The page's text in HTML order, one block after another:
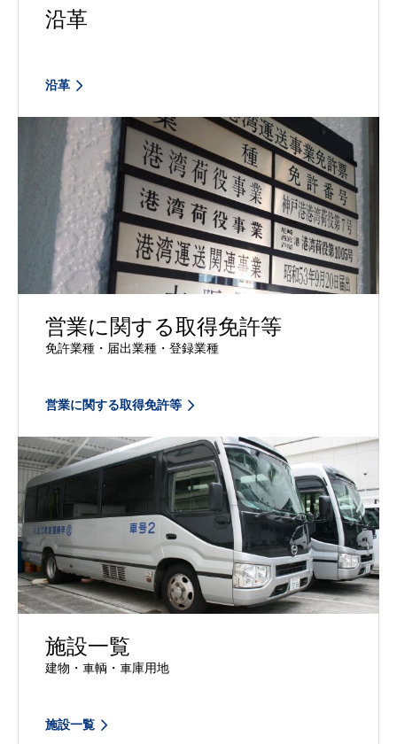
沿革
沿革
営業に関する取得免許等
免許業種・届出業種・登録業種
営業に関する取得免許等
施設一覧
建物・車輌・車庫用地
施設一覧